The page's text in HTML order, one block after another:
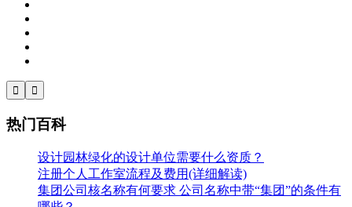
 
热门百科
设计园林绿化的设计单位需要什么资质？
注册个人工作室流程及费用(详细解读)
集团公司核名称有何要求 公司名称中带“集团”的条件有